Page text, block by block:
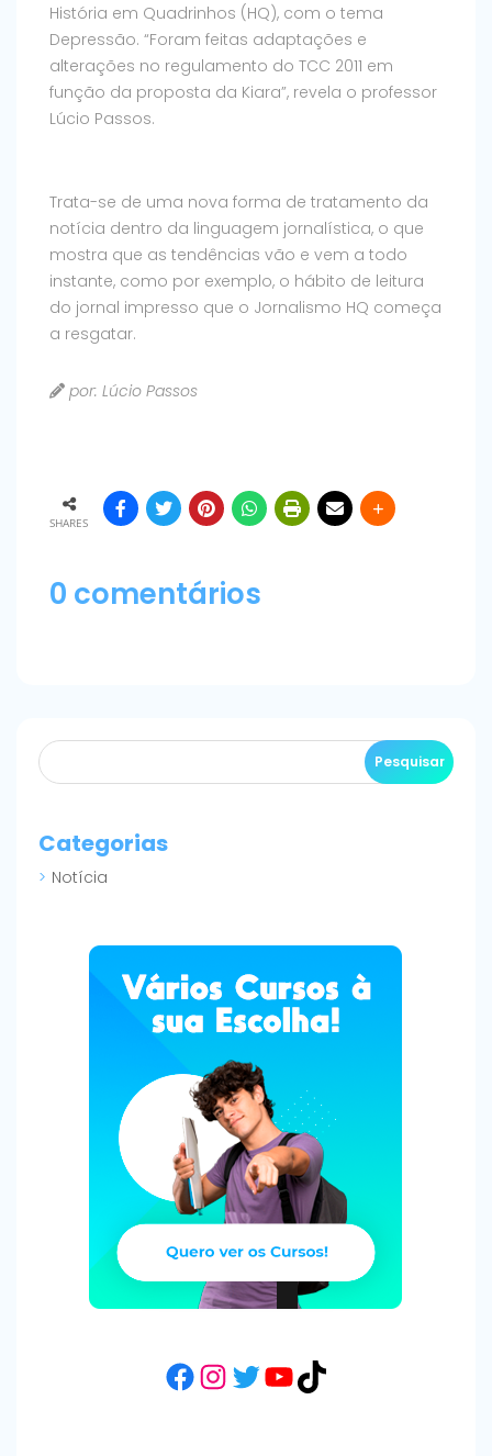
História em Quadrinhos (HQ), com o tema
Depressão. “Foram feitas adaptações e
alterações no regulamento do TCC 2011 em
função da proposta da Kiara”, revela o professor
Lúcio Passos.
Trata-se de uma nova forma de tratamento da
notícia dentro da linguagem jornalística, o que
mostra que as tendências vão e vem a todo
instante, como por exemplo, o hábito de leitura
do jornal impresso que o Jornalismo HQ começa
a resgatar.
por: Lúcio Passos
SHARES
0 comentários
Categorias
Notícia
Facebook
Instagram
Twitter
YouTube
TikTok